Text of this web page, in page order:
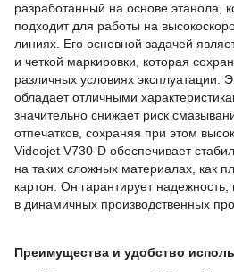
разработанный на основе этанола,
подходит для работы на
линиях. Его основной задачей
и четкой маркировки, которая
различных условиях эксплуатации.
обладает отличными
значительно снижает риск
отпечатков, сохраняя при этом
Videojet V730-D обеспечивает
на таких сложных материалах, как
картон. Он гарантирует
в динамичных производственных
Преимущества и удобство